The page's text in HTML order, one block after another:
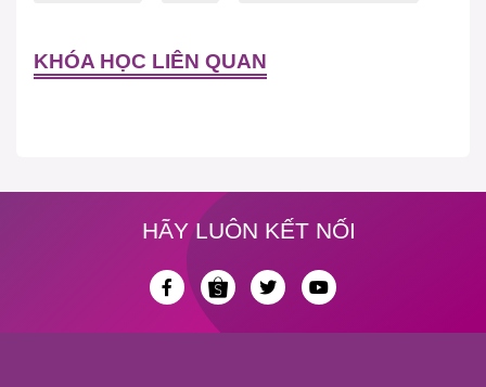
KHÓA HỌC LIÊN QUAN
HÃY LUÔN KẾT NỐI